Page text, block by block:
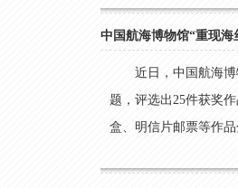
中国航海博物馆“重现海
近日，中国航海
题，评选出25件获奖
盒、明信片邮票等作